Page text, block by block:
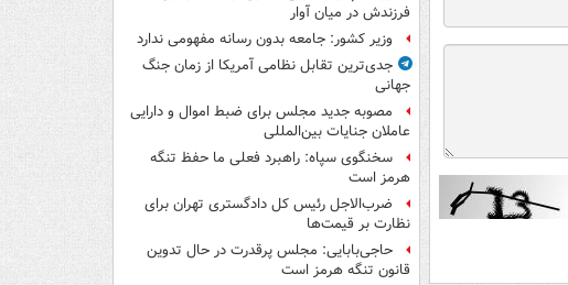
فرزندش در میان آوار
وزیر کشور: جامعه بدون رسانه مفهومی ندارد
جدی‌ترین تقابل نظامی آمریکا از زمان جنگ
جهانی
مصوبه جدید مجلس برای ضبط اموال و دارایی
عاملان جنایات بین‌المللی
سخنگوی سپاه: راهبرد فعلی ما حفظ تنگه
هرمز است
ضرب‌الاجل رئیس کل دادگستری تهران برای
نظارت بر قیمت‌ها
حاجی‌بابایی: مجلس پرقدرت در حال تدوین
قانون تنگه هرمز است